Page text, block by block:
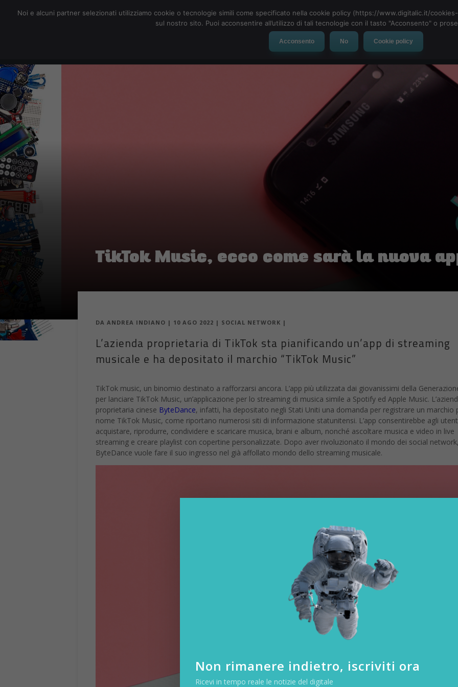
Social Network App Automotive Tech-News
TikTok Music, ecco come sarà la nuova
DA ANDREA INDIANO | 10 AGO 2022 | SOCIAL NETWORK |
L’azienda proprietaria di TikTok sta pianificando un’app di streaming
musicale e ha depositato il marchio “TikTok Music”
TikTok music, un binomio destinato a rafforzarsi ancora. L’app più utilizzata dai giovanissimi della
per lanciare TikTok Music, un’applicazione per lo streaming di musica simile a Spotify ed Apple Music.
proprietaria cinese ByteDance, infatti, ha depositato negli Stati Uniti una domanda per registrare un marchio
nome TikTok Music, come riportano numerosi siti di informazione statunitensi. L’app consentirebbe agli
acquistare, riprodurre, condividere e scaricare musica, brani e album, nonché ascoltare musica e video in live
streaming e creare playlist con copertine personalizzate. Dopo aver rivoluzionato il mondo dei social
ByteDance vuole fare il suo ingresso nel già affollato mondo dello streaming musicale.
Non rimanere indietro, iscriviti ora
Ricevi in tempo reale le notizie del digitale
Noi e alcuni partner selezionati utilizziamo cookie o tecnologie simili come specificato nella cookie policy (https://www.digitalic.it/
sul nostro sito. Puoi acconsentire all’utilizzo di tali tecnologie con il tasto "Acconsento" o
Acconsento No Cookie policy